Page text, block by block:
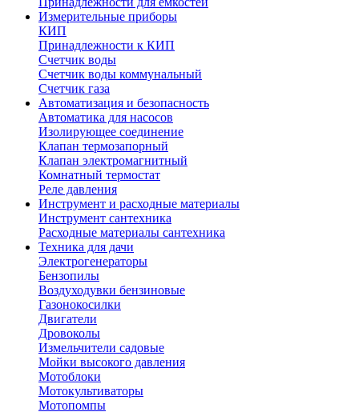
Измерительные приборы
КИП
Принадлежности к КИП
Счетчик воды
Счетчик воды коммунальный
Счетчик газа
Автоматизация и безопасность
Автоматика для насосов
Изолирующее соединение
Клапан термозапорный
Клапан электромагнитный
Комнатный термостат
Реле давления
Инструмент и расходные материалы
Инструмент сантехника
Расходные материалы сантехника
Техника для дачи
Электрогенераторы
Бензопилы
Воздуходувки бензиновые
Газонокосилки
Двигатели
Дровоколы
Измельчители садовые
Мойки высокого давления
Мотоблоки
Мотокультиваторы
Мотопомпы